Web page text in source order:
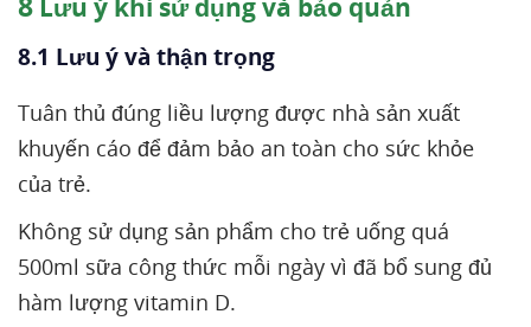
Lưu ý khi sử dụng và bảo quản
8.1 Lưu ý và thận trọng
Tuân thủ đúng liều lượng được nhà sản xuất
khuyến cáo để đảm bảo an toàn cho sức khỏe
của trẻ.
Không sử dụng sản phẩm cho trẻ uống quá
500ml sữa công thức mỗi ngày vì đã bổ sung đủ
hàm lượng vitamin D.